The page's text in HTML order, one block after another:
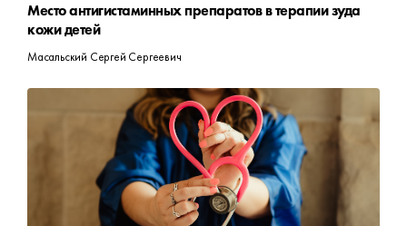
Место антигистаминных препаратов в терапии зуда
кожи детей
Масальский Сергей Сергеевич